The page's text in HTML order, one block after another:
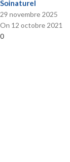
Soinaturel
29 novembre 2025
On 12 octobre 2021
0